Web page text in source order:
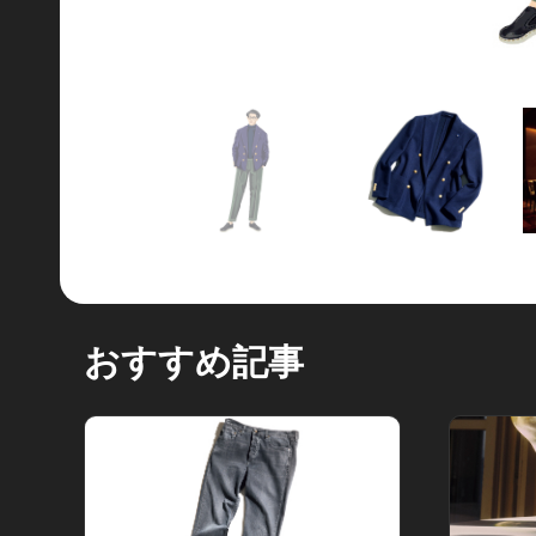
おすすめ記事